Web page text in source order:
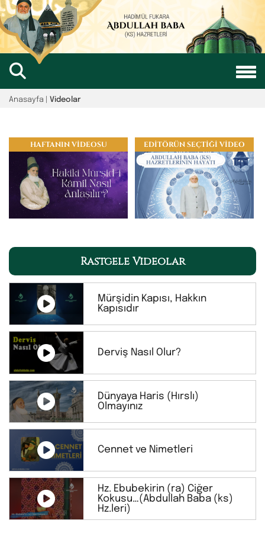
Anasayfa | Videolar
HAFTANIN VİDEOSU EDİTÖRÜN SEÇTİĞİ VİDEO
Rastgele Videolar
Mürşidin Kapısı, Hakkın
Kapısıdır
Derviş Nasıl Olur?
Dünyaya Haris (Hırslı)
Olmayınız
Cennet ve Nimetleri
Hz. Ebubekirin (ra) Ciğer
Kokusu…(Abdullah Baba (ks)
Hz.leri)